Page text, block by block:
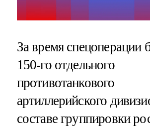
За время спецоперации
150-го отдельного
противотанкового
артиллерийского
составе группировки